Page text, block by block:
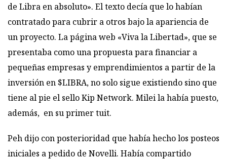
de Libra en absoluto». El texto decía que lo habían
contratado para cubrir a otros bajo la apariencia de
un proyecto. La página web «Viva la Libertad», que se
presentaba como una propuesta para financiar a
pequeñas empresas y emprendimientos a partir de la
inversión en $LIBRA, no solo sigue existiendo sino que
tiene al pie el sello Kip Network. Milei la había puesto,
además, en su primer tuit.
Peh dijo con posterioridad que había hecho los posteos
iniciales a pedido de Novelli. Había compartido